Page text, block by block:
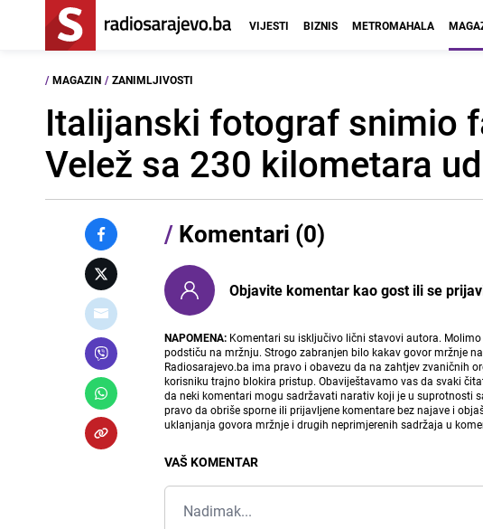
VIJESTI BIZNIS METROMAHALA
/ MAGAZIN / ZANIMLJIVOSTI
Italijanski fotograf snimio
Velež sa 230 kilometara
/ Komentari (0)
Objavite komentar kao gost ili se
NAPOMENA: Komentari su isključivo lični stavovi autora.
podstiču na mržnju. Strogo zabranjen bilo kakav govor mržnje
Radiosarajevo.ba ima pravo i obavezu da na zahtjev zvaničnih
korisniku trajno blokira pristup. Obaviještavamo vas da svaki
da neki komentari mogu sadržavati narativ koji je u suprotnosti
pravo da obriše sporne ili prijavljene komentare bez najave i
uklanjanja govora mržnje i drugih neprimjerenih sadržaja u
VAŠ KOMENTAR